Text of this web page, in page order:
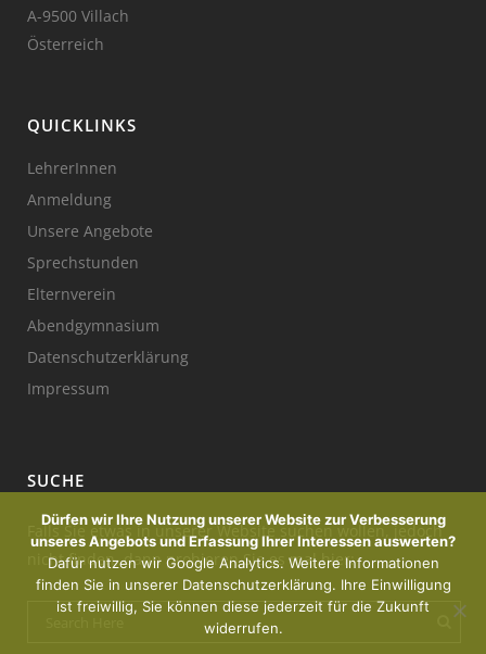
A-9500 Villach
Österreich
QUICKLINKS
LehrerInnen
Anmeldung
Unsere Angebote
Sprechstunden
Elternverein
Abendgymnasium
Datenschutzerklärung
Impressum
SUCHE
Falls Sie etwas in unserer Website suchen wollen, jedoch
nicht finden, dann probieren Sie es mal hier:
Dürfen wir Ihre Nutzung unserer Website zur Verbesserung
unseres Angebots und Erfassung Ihrer Interessen auswerten?
Dafür nutzen wir Google Analytics. Weitere Informationen
finden Sie in unserer Datenschutzerklärung. Ihre Einwilligung
ist freiwillig, Sie können diese jederzeit für die Zukunft
widerrufen.